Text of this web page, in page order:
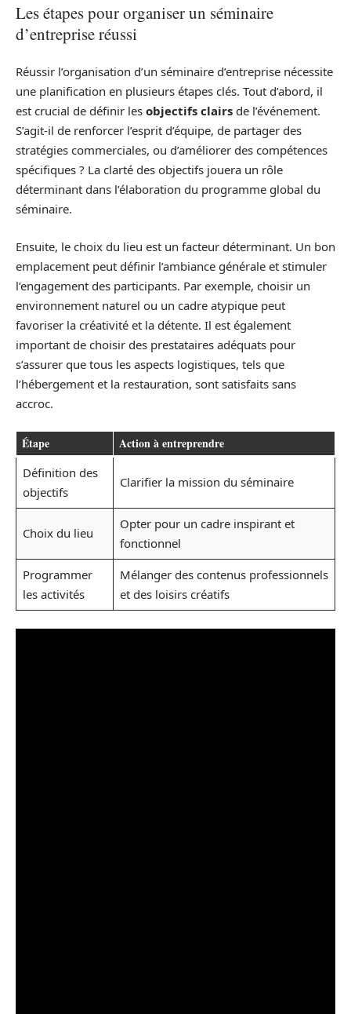
Les étapes pour organiser un séminaire
d’entreprise réussi
Réussir l’organisation d’un séminaire d’entreprise nécessite
une planification en plusieurs étapes clés. Tout d’abord, il
est crucial de définir les objectifs clairs de l’événement.
S’agit-il de renforcer l’esprit d’équipe, de partager des
stratégies commerciales, ou d’améliorer des compétences
spécifiques ? La clarté des objectifs jouera un rôle
déterminant dans l’élaboration du programme global du
séminaire.
Ensuite, le choix du lieu est un facteur déterminant. Un bon
emplacement peut définir l’ambiance générale et stimuler
l’engagement des participants. Par exemple, choisir un
environnement naturel ou un cadre atypique peut
favoriser la créativité et la détente. Il est également
important de choisir des prestataires adéquats pour
s’assurer que tous les aspects logistiques, tels que
l’hébergement et la restauration, sont satisfaits sans
accroc.
Étape Action à entreprendre
Définition des
objectifs
Clarifier la mission du séminaire
Choix du lieu
Opter pour un cadre inspirant et
fonctionnel
Programmer
les activités
Mélanger des contenus professionnels
et des loisirs créatifs